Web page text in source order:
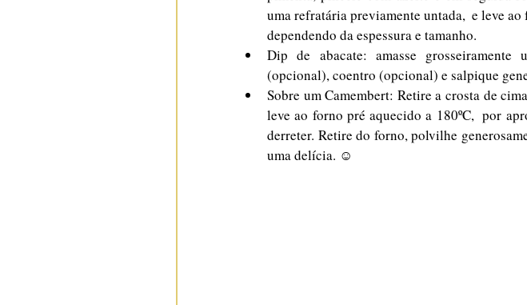
uma refratária previamente untada,  e leve
dependendo da espessura e tamanho.
Dip de abacate: amasse
(opcional), coentro (opcional) e salpique
Sobre um Camembert: Retire a crosta de
leve ao forno pré aquecido a 180ºC,  por
derreter. Retire do forno, polvilhe
uma delícia. ☺